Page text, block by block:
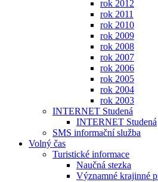
rok 2012
rok 2011
rok 2010
rok 2009
rok 2008
rok 2007
rok 2006
rok 2005
rok 2004
rok 2003
INTERNET Studená
INTERNET Studená
SMS informační služba
Volný čas
Turistické informace
Naučná stezka
Významné krajinné